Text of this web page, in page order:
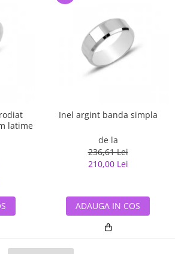
latime
Inel argint banda simpla
de la
236,61 Lei
210,00 Lei
ADAUGA IN COS